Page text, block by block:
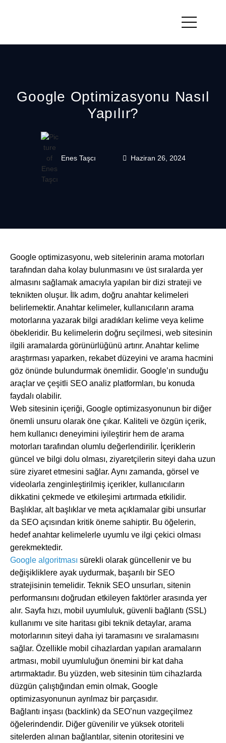
Google Optimizasyonu Nasıl
Yapılır?
Enes Taşcı Haziran 26, 2024
Google optimizasyonu, web sitelerinin arama motorları
tarafından daha kolay bulunmasını ve üst sıralarda yer
almasını sağlamak amacıyla yapılan bir dizi strateji ve
teknikten oluşur. İlk adım, doğru anahtar kelimeleri
belirlemektir. Anahtar kelimeler, kullanıcıların arama
motorlarına yazarak bilgi aradıkları kelime veya kelime
öbekleridir. Bu kelimelerin doğru seçilmesi, web sitesinin
ilgili aramalarda görünürlüğünü artırır. Anahtar kelime
araştırması yaparken, rekabet düzeyini ve arama hacmini
göz önünde bulundurmak önemlidir. Google’ın sunduğu
araçlar ve çeşitli SEO analiz platformları, bu konuda
faydalı olabilir.
Web sitesinin içeriği, Google optimizasyonunun bir diğer
önemli unsuru olarak öne çıkar. Kaliteli ve özgün içerik,
hem kullanıcı deneyimini iyileştirir hem de arama
motorları tarafından olumlu değerlendirilir. İçeriklerin
güncel ve bilgi dolu olması, ziyaretçilerin siteyi daha uzun
süre ziyaret etmesini sağlar. Aynı zamanda, görsel ve
videolarla zenginleştirilmiş içerikler, kullanıcıların
dikkatini çekmede ve etkileşimi artırmada etkilidir.
Başlıklar, alt başlıklar ve meta açıklamalar gibi unsurlar
da SEO açısından kritik öneme sahiptir. Bu öğelerin,
hedef anahtar kelimelerle uyumlu ve ilgi çekici olması
gerekmektedir.
Google algoritması sürekli olarak güncellenir ve bu
değişikliklere ayak uydurmak, başarılı bir SEO
stratejisinin temelidir. Teknik SEO unsurları, sitenin
performansını doğrudan etkileyen faktörler arasında yer
alır. Sayfa hızı, mobil uyumluluk, güvenli bağlantı (SSL)
kullanımı ve site haritası gibi teknik detaylar, arama
motorlarının siteyi daha iyi taramasını ve sıralamasını
sağlar. Özellikle mobil cihazlardan yapılan aramaların
artması, mobil uyumluluğun önemini bir kat daha
artırmaktadır. Bu yüzden, web sitesinin tüm cihazlarda
düzgün çalıştığından emin olmak, Google
optimizasyonunun ayrılmaz bir parçasıdır.
Bağlantı inşası (backlink) da SEO’nun vazgeçilmez
öğelerindendir. Diğer güvenilir ve yüksek otoriteli
sitelerden alınan bağlantılar, sitenin otoritesini ve